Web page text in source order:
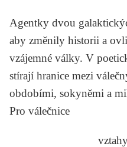
Agentky dvou
aby změnily historii a
vzájemné války. V
stírají hranice mezi
obdobími, sokyněmi a
Pro válečnice